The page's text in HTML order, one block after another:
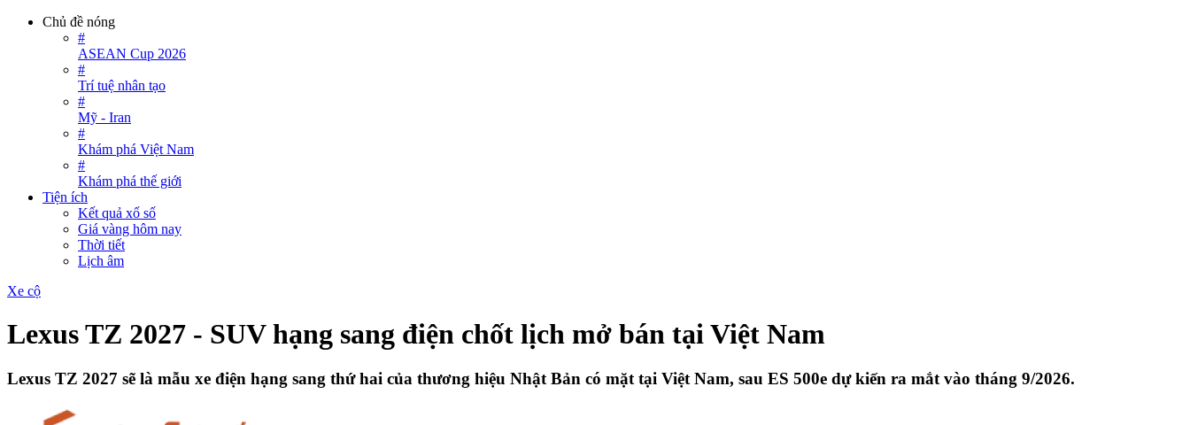
Chủ đề nóng
#
ASEAN Cup 2026
#
Trí tuệ nhân tạo
#
Mỹ - Iran
#
Khám phá Việt Nam
#
Khám phá thế giới
Tiện ích
Kết quả xổ số
Giá vàng hôm nay
Thời tiết
Lịch âm
Xe cộ
Lexus TZ 2027 - SUV hạng sang điện chốt lịch mở bán tại Việt Nam
Lexus TZ 2027 sẽ là mẫu xe điện hạng sang thứ hai của thương hiệu Nhật Bản có mặt tại Việt Nam, sau ES 500e dự kiến ra mắt vào tháng 9/2026.